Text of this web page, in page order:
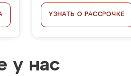
УЗНАТЬ О РАССРОЧКЕ
у нас